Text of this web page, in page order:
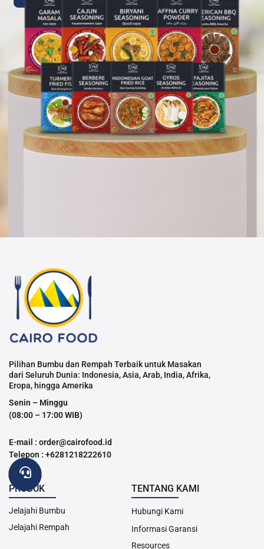
Pilihan Bumbu dan Rempah Terbaik untuk Masakan
dari Seluruh Dunia: Indonesia, Asia, Arab, India, Afrika,
Eropa, hingga Amerika
Senin – Minggu
(08:00 – 17:00 WIB)
E-mail : order@cairofood.id
Telepon : +6281218222610
PRODUK
Jelajahi Bumbu
Jelajahi Rempah
TENTANG KAMI
Hubungi Kami
Informasi Garansi
Resources